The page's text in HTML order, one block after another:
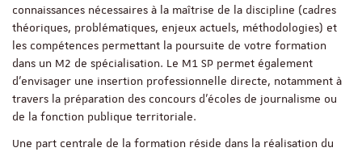
connaissances nécessaires à la maîtrise de la discipline (cadres
théoriques, problématiques, enjeux actuels, méthodologies) et
les compétences permettant la poursuite de votre formation
dans un M2 de spécialisation. Le M1 SP permet également
d’envisager une insertion professionnelle directe, notamment à
travers la préparation des concours d’écoles de journalisme ou
de la fonction publique territoriale.
Une part centrale de la formation réside dans la réalisation du